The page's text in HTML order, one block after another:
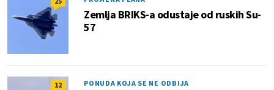
Zemlja BRIKS-a odustaje od ruskih Su-
57
12 PONUDA KOJA SE NE ODBIJA